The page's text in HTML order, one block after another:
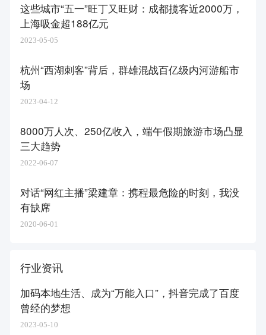
这些城市“五一”旺丁又旺财：成都揽客近2000万，
上海吸金超188亿元
2023-05-05
杭州“西湖刺客”背后，群雄混战百亿级内河游船市
场
2023-04-12
8000万人次、250亿收入，端午假期旅游市场凸显
三大趋势
2022-06-07
对话“网红主播”梁建章：携程最危险的时刻，我没
有缺席
2020-06-01
行业资讯
加码本地生活、成为“万能入口”，抖音完成了百度
曾经的梦想
2023-05-10